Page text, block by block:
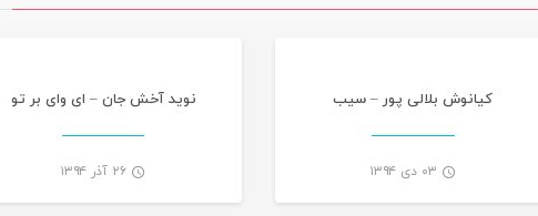
کیانوش بلالی پور – سیب
۰۳ دی ۱۳۹۴
نوید آخش جان – ای وای بر تو
۲۶ آذر ۱۳۹۴ تازه های هرمزگانی تازه های هرمزگانی